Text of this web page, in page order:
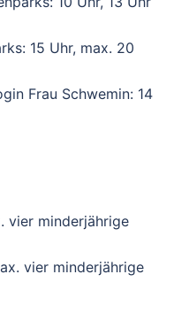
15 Uhr, max. 20
Frau Schwemin: 14
vier minderjährige
vier minderjährige